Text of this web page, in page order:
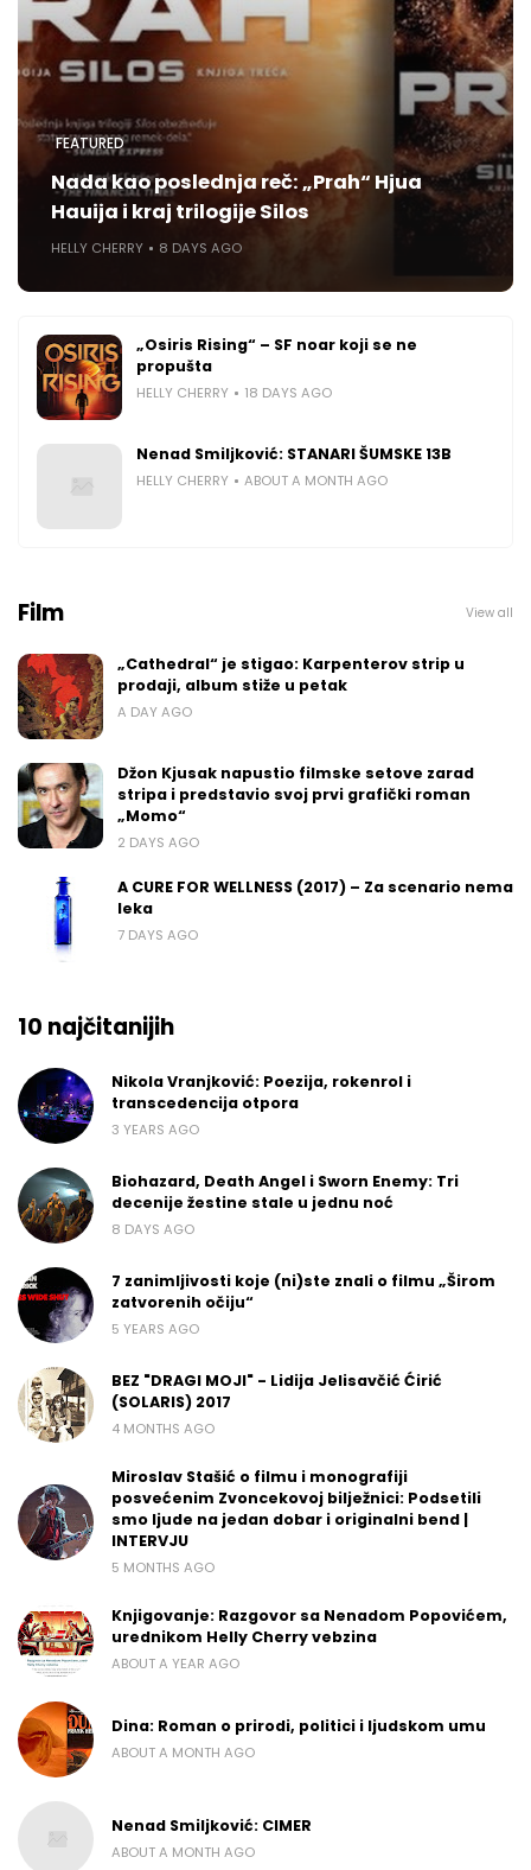
FEATURED
Nada kao poslednja reč: „Prah“ Hjua
Hauija i kraj trilogije Silos
HELLY CHERRY 8 DAYS AGO
„Osiris Rising“ – SF noar koji se ne
propušta
HELLY CHERRY 18 DAYS AGO
Nenad Smiljković: STANARI ŠUMSKE 13B
HELLY CHERRY ABOUT A MONTH AGO
Film View all
„Cathedral“ je stigao: Karpenterov strip u
prodaji, album stiže u petak
A DAY AGO
Džon Kjusak napustio filmske setove zarad
stripa i predstavio svoj prvi grafički roman
„Momo“
2 DAYS AGO
A CURE FOR WELLNESS (2017) – Za scenario nema
leka
7 DAYS AGO
10 najčitanijih
Nikola Vranjković: Poezija, rokenrol i
transcedencija otpora
3 YEARS AGO
Biohazard, Death Angel i Sworn Enemy: Tri
decenije žestine stale u jednu noć
8 DAYS AGO
7 zanimljivosti koje (ni)ste znali o filmu „Širom
zatvorenih očiju“
5 YEARS AGO
BEZ "DRAGI MOJI" - Lidija Jelisavčić Ćirić
(SOLARIS) 2017
4 MONTHS AGO
Miroslav Stašić o filmu i monografiji
posvećenim Zvoncekovoj bilježnici: Podsetili
smo ljude na jedan dobar i originalni bend |
INTERVJU
5 MONTHS AGO
Knjigovanje: Razgovor sa Nenadom Popovićem,
urednikom Helly Cherry vebzina
ABOUT A YEAR AGO
Dina: Roman o prirodi, politici i ljudskom umu
ABOUT A MONTH AGO
Nenad Smiljković: CIMER
ABOUT A MONTH AGO